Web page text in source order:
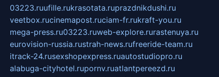
03223.ruufille.rukrasotata.ruprazdnikdushi.ru
veetbox.rucinemapost.ruciam-fr.rukraft-you.ru
mega-press.ru03223.ruweb-explore.rurastenuya.ru
eurovision-russia.rustrah-news.rufreeride-team.ru
itrack-24.rusexshopexpress.ruautostudiopro.ru
alabuga-cityhotel.rupornv.ruatlantpereezd.ru